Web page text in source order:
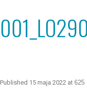
Published 15 maja 2022 at 625